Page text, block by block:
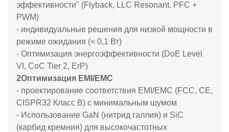
эффективности" (Flyback, LLC Resonant, PFC +
PWM)
- индивидуальные решения для низкой мощности в
режиме ожидания (< 0,1 Вт)
- Оптимизация энергоэффективности (DoE Level
VI, CoC Tier 2, ErP)
2Оптимизация EMI/EMC
- проектирование соответствия EMI/EMC (FCC, CE,
CISPR32 Класс B) с минимальным шумом
- Использование GaN (нитрид галлия) и SiC
(карбид кремния) для высокочастотных